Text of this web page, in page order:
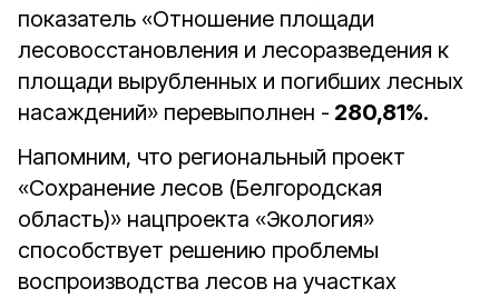
показатель «Отношение площади
лесовосстановления и лесоразведения к
площади вырубленных и погибших лесных
насаждений» перевыполнен - 280,81%.
Напомним, что региональный проект
«Сохранение лесов (Белгородская
область)» нацпроекта «Экология»
способствует решению проблемы
воспроизводства лесов на участках